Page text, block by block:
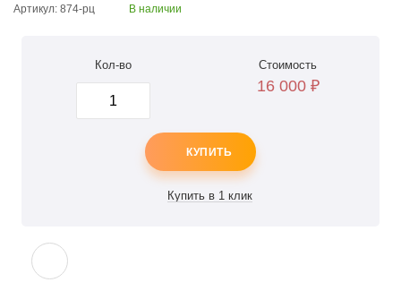
Артикул: 874-рц В наличии
Кол-во Стоимость
16 000 ₽
КУПИТЬ